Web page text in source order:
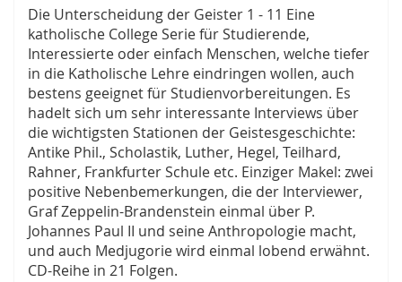
Die Unterscheidung der Geister 1 - 11 Eine
katholische College Serie für Studierende,
Interessierte oder einfach Menschen, welche tiefer
in die Katholische Lehre eindringen wollen, auch
bestens geeignet für Studienvorbereitungen. Es
hadelt sich um sehr interessante Interviews über
die wichtigsten Stationen der Geistesgeschichte:
Antike Phil., Scholastik, Luther, Hegel, Teilhard,
Rahner, Frankfurter Schule etc. Einziger Makel: zwei
positive Nebenbemerkungen, die der Interviewer,
Graf Zeppelin-Brandenstein einmal über P.
Johannes Paul II und seine Anthropologie macht,
und auch Medjugorie wird einmal lobend erwähnt.
CD-Reihe in 21 Folgen.